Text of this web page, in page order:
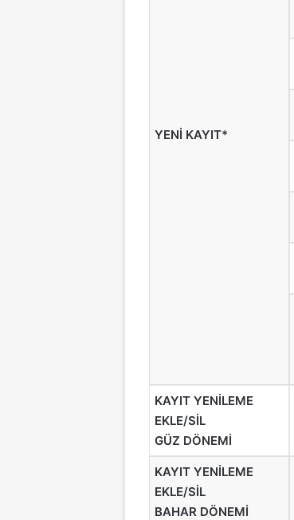
YENİ KAYIT*
KAYIT YENİLEME
EKLE/SİL
GÜZ DÖNEMİ
KAYIT YENİLEME
EKLE/SİL
BAHAR DÖNEMİ